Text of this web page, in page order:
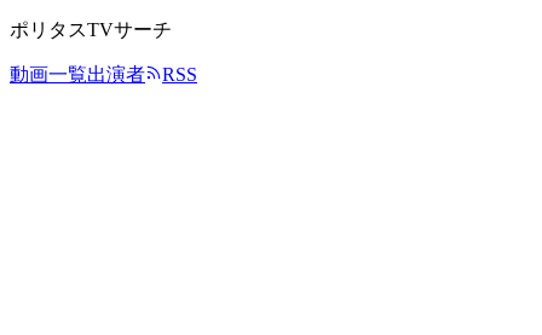
ポリタスTVサーチ
動画一覧出演者 RSS